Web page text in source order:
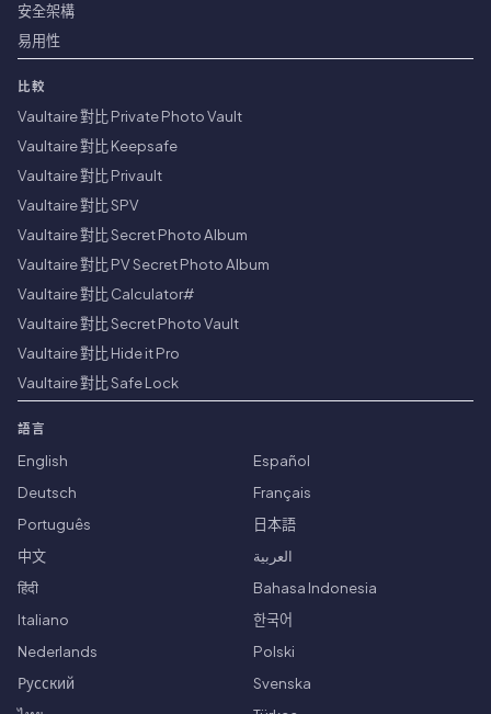
安全架構
易用性
比較
Vaultaire 對比 Private Photo Vault
Vaultaire 對比 Keepsafe
Vaultaire 對比 Privault
Vaultaire 對比 SPV
Vaultaire 對比 Secret Photo Album
Vaultaire 對比 PV Secret Photo Album
Vaultaire 對比 Calculator#
Vaultaire 對比 Secret Photo Vault
Vaultaire 對比 Hide it Pro
Vaultaire 對比 Safe Lock
語言
English
Español
Deutsch
Français
Português
日本語
中文
العربية
हिंदी
Bahasa Indonesia
Italiano
한국어
Nederlands
Polski
Русский
Svenska